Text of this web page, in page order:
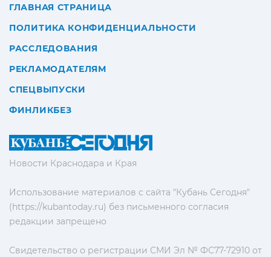
Новости Краснодара и Края
Использование материалов с сайта "Кубань Сегодня"
(https://kubantoday.ru) без письменного согласия
редакции запрещено
Свидетельство о регистрации СМИ Эл № ФС77-72910 от
ГЛАВНАЯ СТРАНИЦА
ПОЛИТИКА КОНФИДЕНЦИАЛЬНОСТИ
РАССЛЕДОВАНИЯ
РЕКЛАМОДАТЕЛЯМ
СПЕЦВЫПУСКИ
ФИНЛИКБЕЗ